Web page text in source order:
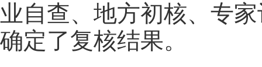
业自查、地方初核、专
确定了复核结果。